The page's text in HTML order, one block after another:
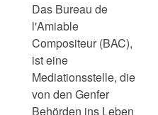
Das Bureau de
l'Amiable
Compositeur (BAC),
ist eine
Mediationsstelle, die
von den Genfer
Behörden ins Leben